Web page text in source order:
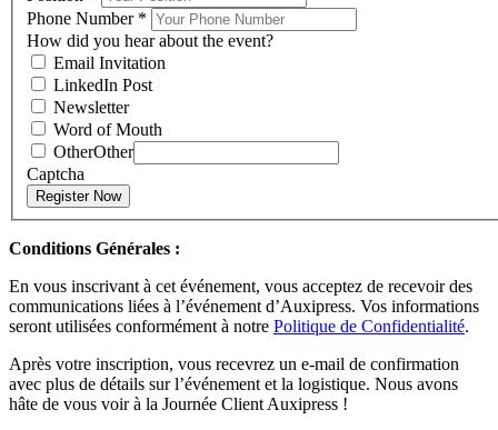
Phone Number *
How did you hear about the event?
Email Invitation
LinkedIn Post
Newsletter
Word of Mouth
OtherOther
Captcha
Register Now
Conditions Générales :
En vous inscrivant à cet événement, vous acceptez de recevoir des
communications liées à l’événement d’Auxipress. Vos informations
seront utilisées conformément à notre Politique de Confidentialité.
Après votre inscription, vous recevrez un e-mail de confirmation
avec plus de détails sur l’événement et la logistique. Nous avons
hâte de vous voir à la Journée Client Auxipress !